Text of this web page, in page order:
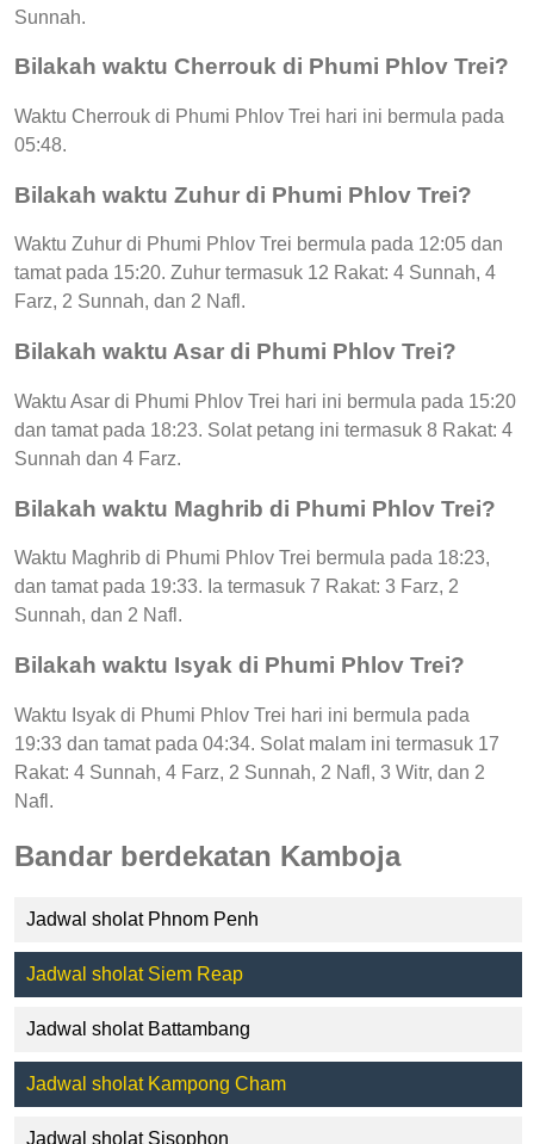
Sunnah.
Bilakah waktu Cherrouk di Phumi Phlov Trei?
Waktu Cherrouk di Phumi Phlov Trei hari ini bermula pada
05:48.
Bilakah waktu Zuhur di Phumi Phlov Trei?
Waktu Zuhur di Phumi Phlov Trei bermula pada 12:05 dan
tamat pada 15:20. Zuhur termasuk 12 Rakat: 4 Sunnah, 4
Farz, 2 Sunnah, dan 2 Nafl.
Bilakah waktu Asar di Phumi Phlov Trei?
Waktu Asar di Phumi Phlov Trei hari ini bermula pada 15:20
dan tamat pada 18:23. Solat petang ini termasuk 8 Rakat: 4
Sunnah dan 4 Farz.
Bilakah waktu Maghrib di Phumi Phlov Trei?
Waktu Maghrib di Phumi Phlov Trei bermula pada 18:23,
dan tamat pada 19:33. Ia termasuk 7 Rakat: 3 Farz, 2
Sunnah, dan 2 Nafl.
Bilakah waktu Isyak di Phumi Phlov Trei?
Waktu Isyak di Phumi Phlov Trei hari ini bermula pada
19:33 dan tamat pada 04:34. Solat malam ini termasuk 17
Rakat: 4 Sunnah, 4 Farz, 2 Sunnah, 2 Nafl, 3 Witr, dan 2
Nafl.
Bandar berdekatan Kamboja
Jadwal sholat Phnom Penh
Jadwal sholat Siem Reap
Jadwal sholat Battambang
Jadwal sholat Kampong Cham
Jadwal sholat Sisophon